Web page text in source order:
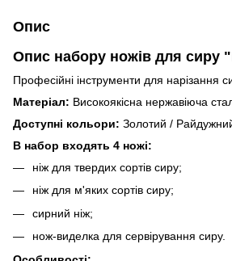
Опис
Опис набору ножів для сиру
Професійні інструменти для нарізання
Матеріал: Високоякісна нержавіюча
Доступні кольори: Золотий /
В набор входять 4 ножі:
ніж для твердих сортів сиру;
ніж для м'яких сортів сиру;
сирний ніж;
нож-виделка для сервірування сиру.